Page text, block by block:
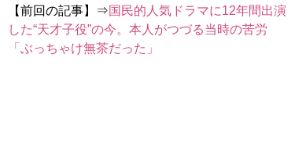
【前回の記事】⇒国民的人気ドラマに12年間出演
した“天才子役”の今。本人がつづる当時の苦労
「ぶっちゃけ無茶だった」